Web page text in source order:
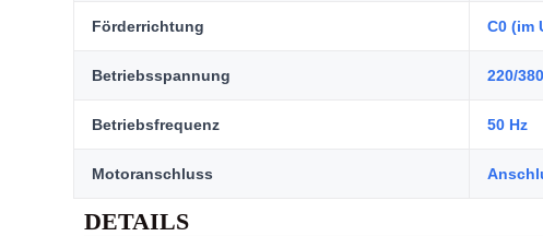
Förderrichtung C0 (im
Betriebsspannung 220/
Betriebsfrequenz 50 Hz
Motoranschluss
DETAILS